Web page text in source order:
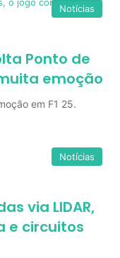
Notícias
Ponto de
emoção
em F1 25.
Notícias
via LIDAR,
e circuitos